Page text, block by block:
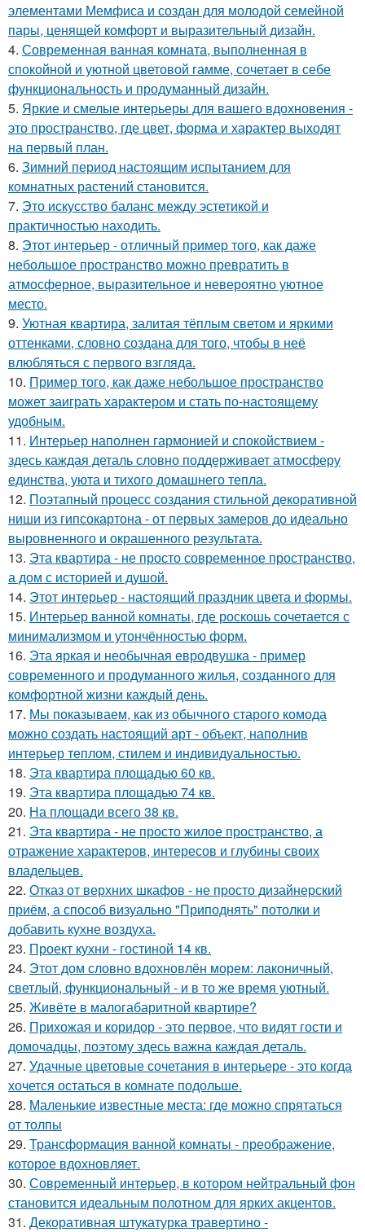
элементами Мемфиса и создан для молодой семейной
пары, ценящей комфорт и выразительный дизайн.
4. Современная ванная комната, выполненная в
спокойной и уютной цветовой гамме, сочетает в себе
функциональность и продуманный дизайн.
5. Яркие и смелые интерьеры для вашего вдохновения -
это пространство, где цвет, форма и характер выходят
на первый план.
6. Зимний период настоящим испытанием для
комнатных растений становится.
7. Это искусство баланс между эстетикой и
практичностью находить.
8. Этот интерьер - отличный пример того, как даже
небольшое пространство можно превратить в
атмосферное, выразительное и невероятно уютное
место.
9. Уютная квартира, залитая тёплым светом и яркими
оттенками, словно создана для того, чтобы в неё
влюбляться с первого взгляда.
10. Пример того, как даже небольшое пространство
может заиграть характером и стать по-настоящему
удобным.
11. Интерьер наполнен гармонией и спокойствием -
здесь каждая деталь словно поддерживает атмосферу
единства, уюта и тихого домашнего тепла.
12. Поэтапный процесс создания стильной декоративной
ниши из гипсокартона - от первых замеров до идеально
выровненного и окрашенного результата.
13. Эта квартира - не просто современное пространство,
а дом с историей и душой.
14. Этот интерьер - настоящий праздник цвета и формы.
15. Интерьер ванной комнаты, где роскошь сочетается с
минимализмом и утончённостью форм.
16. Эта яркая и необычная евродвушка - пример
современного и продуманного жилья, созданного для
комфортной жизни каждый день.
17. Мы показываем, как из обычного старого комода
можно создать настоящий арт - объект, наполнив
интерьер теплом, стилем и индивидуальностью.
18. Эта квартира площадью 60 кв.
19. Эта квартира площадью 74 кв.
20. На площади всего 38 кв.
21. Эта квартира - не просто жилое пространство, а
отражение характеров, интересов и глубины своих
владельцев.
22. Отказ от верхних шкафов - не просто дизайнерский
приём, а способ визуально "Приподнять" потолки и
добавить кухне воздуха.
23. Проект кухни - гостиной 14 кв.
24. Этот дом словно вдохновлён морем: лаконичный,
светлый, функциональный - и в то же время уютный.
25. Живёте в малогабаритной квартире?
26. Прихожая и коридор - это первое, что видят гости и
домочадцы, поэтому здесь важна каждая деталь.
27. Удачные цветовые сочетания в интерьере - это когда
хочется остаться в комнате подольше.
28. Маленькие известные места: где можно спрятаться
от толпы
29. Трансформация ванной комнаты - преображение,
которое вдохновляет.
30. Современный интерьер, в котором нейтральный фон
становится идеальным полотном для ярких акцентов.
31. Декоративная штукатурка травертино -